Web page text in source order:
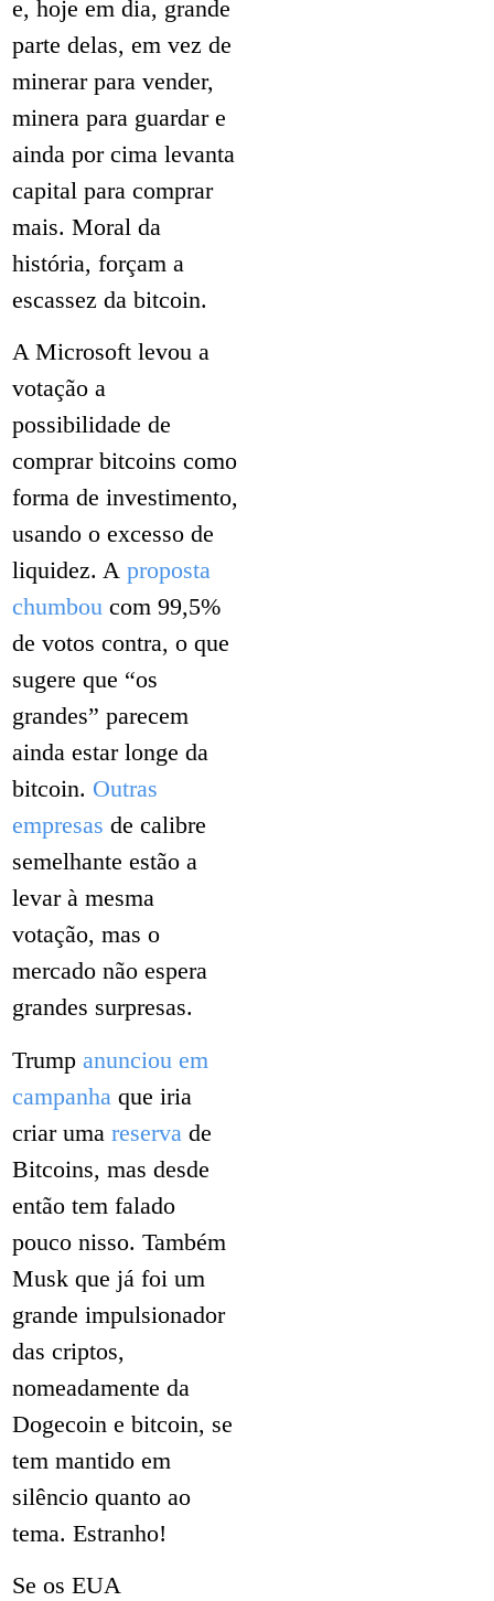
e, hoje em dia, grande
parte delas, em vez de
minerar para vender,
minera para guardar e
ainda por cima levanta
capital para comprar
mais. Moral da
história, forçam a
escassez da bitcoin.
A Microsoft levou a
votação a
possibilidade de
comprar bitcoins como
forma de investimento,
usando o excesso de
liquidez. A proposta
chumbou com 99,5%
de votos contra, o que
sugere que “os
grandes” parecem
ainda estar longe da
bitcoin. Outras
empresas de calibre
semelhante estão a
levar à mesma
votação, mas o
mercado não espera
grandes surpresas.
Trump anunciou em
campanha que iria
criar uma reserva de
Bitcoins, mas desde
então tem falado
pouco nisso. Também
Musk que já foi um
grande impulsionador
das criptos,
nomeadamente da
Dogecoin e bitcoin, se
tem mantido em
silêncio quanto ao
tema. Estranho!
Se os EUA